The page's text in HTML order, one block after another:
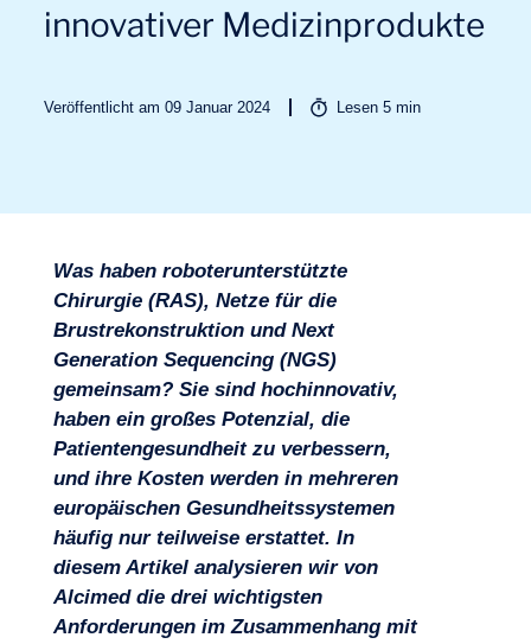
Branchen
innovativer Medizinprodukte
Veröffentlicht am 09 Januar 2024 Lesen5 min
Was haben roboterunterstützte
Chirurgie (RAS), Netze für die
Brustrekonstruktion und Next
Generation Sequencing (NGS)
gemeinsam? Sie sind hochinnovativ,
haben ein großes Potenzial, die
Patientengesundheit zu verbessern,
und ihre Kosten werden in mehreren
europäischen Gesundheitssystemen
häufig nur teilweise erstattet. In
diesem Artikel analysieren wir von
Alcimed die drei wichtigsten
Anforderungen im Zusammenhang mit